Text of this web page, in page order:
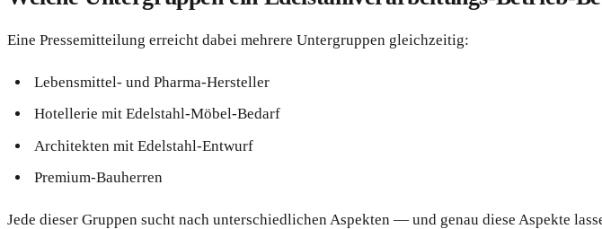
Eine Pressemitteilung erreicht dabei mehrere Untergruppen gleichzeitig:
Lebensmittel- und Pharma-Hersteller
Hotellerie mit Edelstahl-Möbel-Bedarf
Architekten mit Edelstahl-Entwurf
Premium-Bauherren
Jede dieser Gruppen sucht nach unterschiedlichen Aspekten — und genau diese Aspekte